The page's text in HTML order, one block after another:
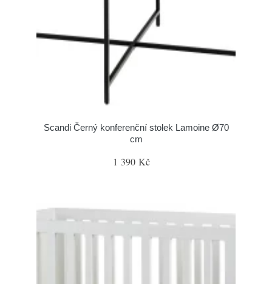
Scandi Černý konferenční stolek Lamoine Ø70
cm
1 390 Kč